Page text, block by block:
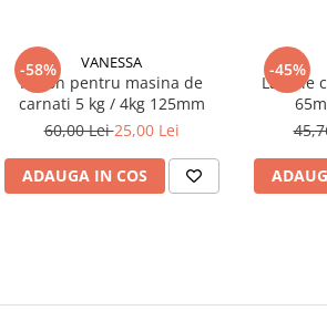
-58% VANESSA
Piston pentru masina de
carnati 5 kg / 4kg 125mm
60,00 Lei25,00 Lei
ADAUGA IN COS
-45%
Lamele